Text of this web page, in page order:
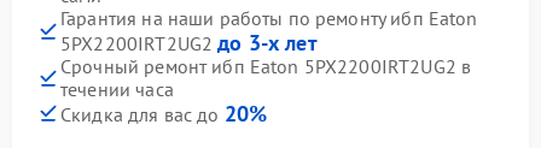
Гарантия на наши работы по ремонту ибп Eaton
5PX2200IRT2UG2до 3-х лет
Срочный ремонт ибп Eaton 5PX2200IRT2UG2 в
течении часа
Скидка для вас до 20%